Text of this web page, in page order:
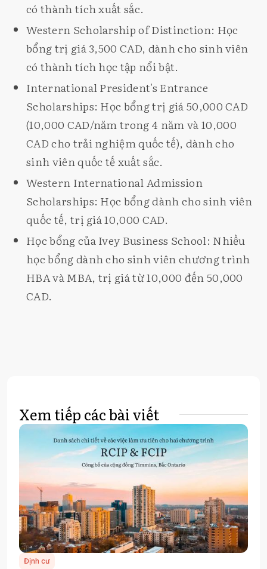
có thành tích xuất sắc.
Western Scholarship of Distinction: Học
bổng trị giá 3,500 CAD, dành cho sinh viên
có thành tích học tập nổi bật.
International President's Entrance
Scholarships: Học bổng trị giá 50,000 CAD
(10,000 CAD/năm trong 4 năm và 10,000
CAD cho trải nghiệm quốc tế), dành cho
sinh viên quốc tế xuất sắc.
Western International Admission
Scholarships: Học bổng dành cho sinh viên
quốc tế, trị giá 10,000 CAD.
Học bổng của Ivey Business School: Nhiều
học bổng dành cho sinh viên chương trình
HBA và MBA, trị giá từ 10,000 đến 50,000
CAD.
Xem tiếp các bài viết
Định cư